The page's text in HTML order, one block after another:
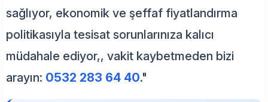
sağlıyor, ekonomik ve şeffaf fiyatlandırma
politikasıyla tesisat sorunlarınıza kalıcı
müdahale ediyor,, vakit kaybetmeden bizi
arayın: 0532 283 64 40."